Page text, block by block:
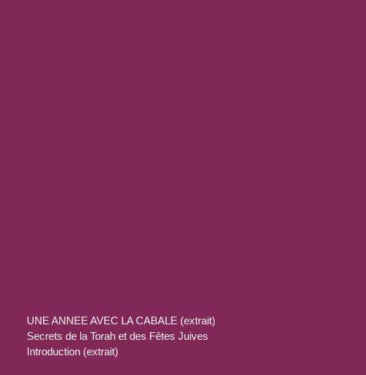
UNE ANNEE AVEC LA CABALE (extrait)
Secrets de la Torah et des Fêtes Juives
Introduction (extrait)